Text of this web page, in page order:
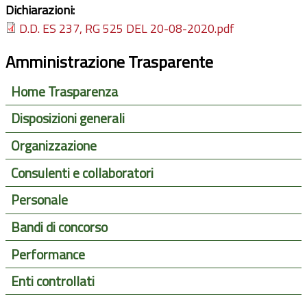
Dichiarazioni:
D.D. ES 237, RG 525 DEL 20-08-2020.pdf
Amministrazione Trasparente
Home Trasparenza
Disposizioni generali
Organizzazione
Consulenti e collaboratori
Personale
Bandi di concorso
Performance
Enti controllati